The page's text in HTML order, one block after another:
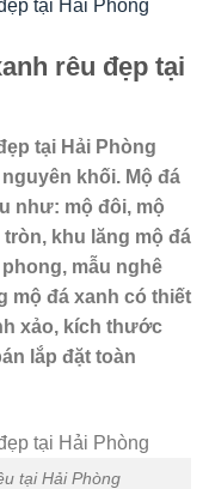
rêu đẹp tại
tại Hải Phòng
khối. Mộ đá
như: mộ đôi, mộ
khu lăng mộ đá
mẫu nghê
mộ đá xanh có thiết
xảo, kích thước
lắp đặt toàn
tại Hải Phòng